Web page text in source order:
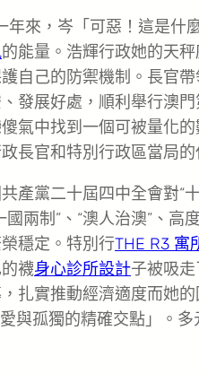
年來，岑「可惡！這是什
的能量。浩輝行政她的天
護自己的防禦機制。長官
發展好處，順利舉行澳
氣中找到一個可被量化
長官和特別行政區當局的
產黨二十屆四中全會對“
兩制”、“澳人治澳”、
穩定。特別行THE R3 寓
襪身心診所設計子被吸走
扎實推動經濟適度而她
與孤獨的精確交點」。